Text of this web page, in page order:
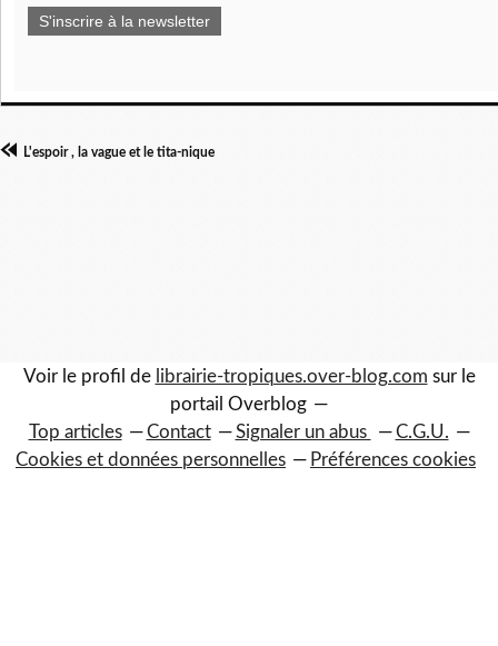
S'inscrire à la newsletter
L'espoir , la vague et le tita-nique
Voir le profil de librairie-tropiques.over-blog.com sur le
portail Overblog
Top articles
Contact Signaler un abus
C.G.U.
Cookies et données personnelles
Préférences cookies